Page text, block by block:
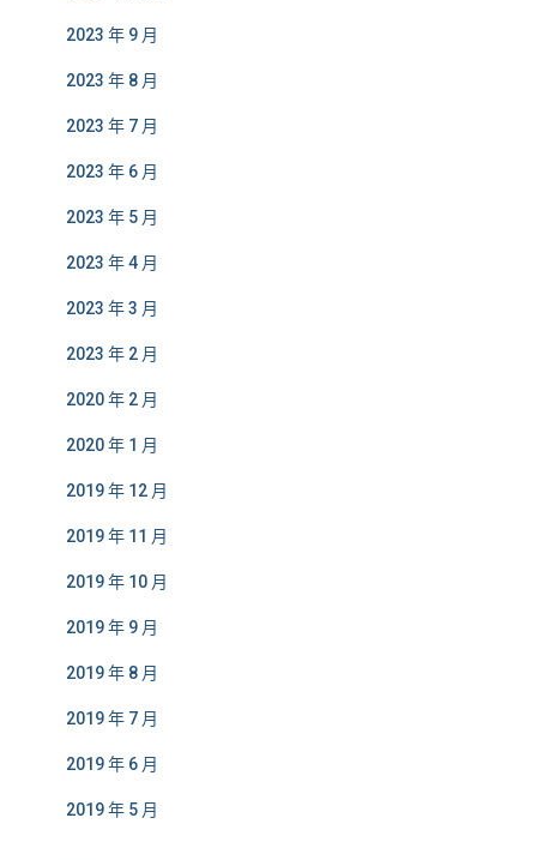
2023 年 9 月
2023 年 8 月
2023 年 7 月
2023 年 6 月
2023 年 5 月
2023 年 4 月
2023 年 3 月
2023 年 2 月
2020 年 2 月
2020 年 1 月
2019 年 12 月
2019 年 11 月
2019 年 10 月
2019 年 9 月
2019 年 8 月
2019 年 7 月
2019 年 6 月
2019 年 5 月